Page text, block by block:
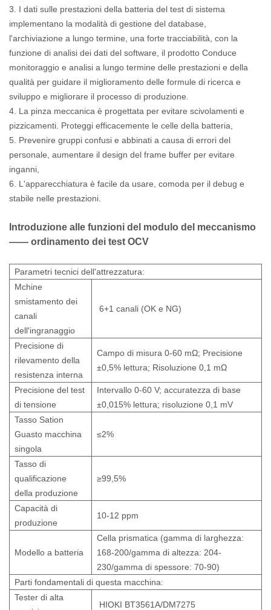
3. I dati sulle prestazioni della batteria del test di sistema
implementano la modalità di gestione del database,
l'archiviazione a lungo termine, una forte tracciabilità, con la
funzione di analisi dei dati del software, il prodotto Conduce
monitoraggio e analisi a lungo termine delle prestazioni e della
qualità per guidare il miglioramento delle formule di ricerca e
sviluppo e migliorare il processo di produzione.
4. La pinza meccanica è progettata per evitare scivolamenti e
pizzicamenti. Proteggi efficacemente le celle della batteria,
5. Prevenire gruppi confusi e abbinati a causa di errori del
personale, aumentare il design del frame buffer per evitare
inganni,
6. L'apparecchiatura è facile da usare, comoda per il debug e
stabile nelle prestazioni.
Introduzione alle funzioni del modulo del meccanismo
—— ordinamento dei test OCV
Parametri tecnici dell'attrezzatura:
Mchine
smistamento dei
canali
dell'ingranaggio
6+1 canali (OK e NG)
Precisione di
rilevamento della
resistenza interna
Campo di misura 0-60 mΩ; Precisione
±0,5% lettura; Risoluzione 0,1 mΩ
Precisione del test
di tensione
Intervallo 0-60 V; accuratezza di base
±0,015% lettura; risoluzione 0,1 mV
Tasso Sation
Guasto macchina
singola
≤2%
Tasso di
qualificazione
della produzione
≥99,5%
Capacità di
produzione
10-12 ppm
Modello a batteria
Cella prismatica (gamma di larghezza:
168-200/gamma di altezza: 204-
230/gamma di spessore: 70-90)
Parti fondamentali di questa macchina:
Tester di alta
HIOKI BT3561A/DM7275